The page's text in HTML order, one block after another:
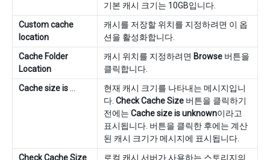
기본 캐시 크기는 10GB입니다.
Custom cache
location
캐시를 저장할 위치를 지정하려면 이 옵
션을 활성화합니다.
Cache Folder
Location
캐시 위치를 지정하려면 Browse 버튼을
클릭합니다.
Cache size is…
현재 캐시 크기를 나타내는 메시지입니
다. Check Cache Size 버튼을 클릭하기
전에는 Cache size is unknown이라고
표시됩니다. 버튼을 클릭한 후에는 계산
된 캐시 크기가 메시지에 표시됩니다.
Check Cache Size
로컬 캐시 서버가 사용하는 스토리지의